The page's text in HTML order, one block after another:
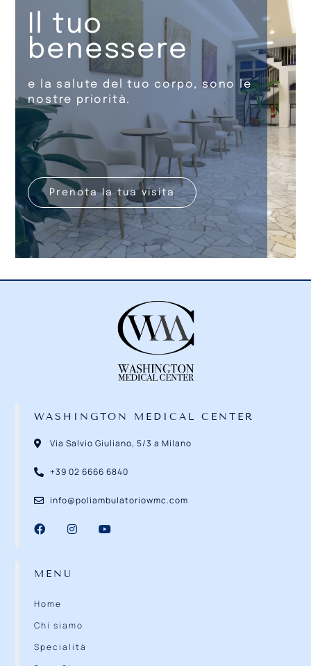
Il tuo
benessere
e la salute del tuo corpo, sono le
nostre priorità.
Prenota la tua visita
WASHINGTON MEDICAL CENTER
Via Salvio Giuliano, 5/3 a Milano
+39 02 6666 6840
info@poliambulatoriowmc.com
MENU
Home
Chi siamo
Specialità